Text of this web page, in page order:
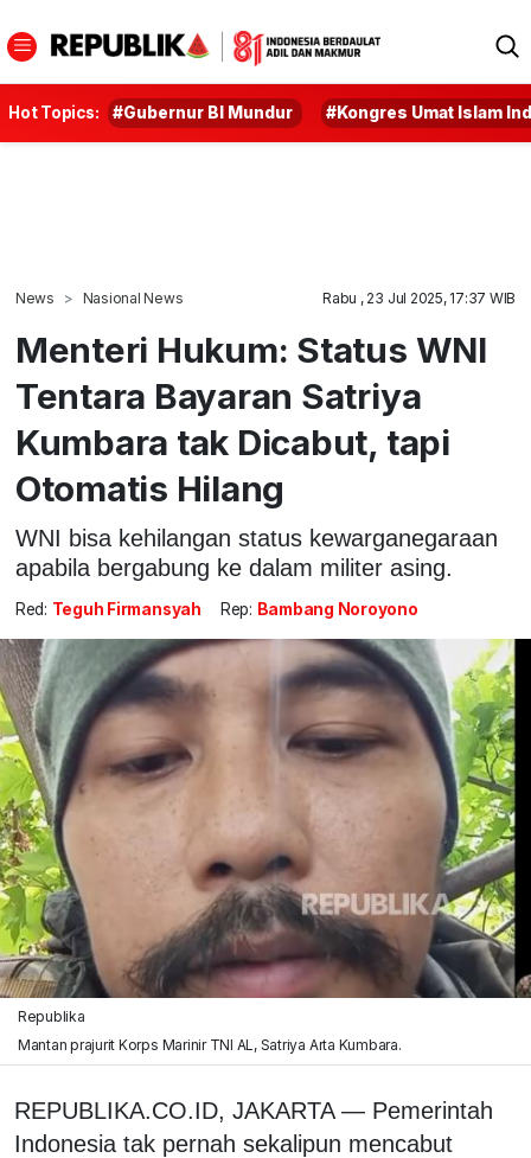
Hot Topics: #Gubernur BI Mundur #Kongres Umat Islam
News Nasional News Rabu , 23 Jul 2025, 17:37 WIB
Menteri Hukum: Status WNI
Tentara Bayaran Satriya
Kumbara tak Dicabut, tapi
Otomatis Hilang
WNI bisa kehilangan status kewarganegaraan
apabila bergabung ke dalam militer asing.
Red: Teguh Firmansyah Rep: Bambang Noroyono
Republika
Mantan prajurit Korps Marinir TNI AL, Satriya Arta Kumbara.
REPUBLIKA.CO.ID, JAKARTA — Pemerintah
Indonesia tak pernah sekalipun mencabut